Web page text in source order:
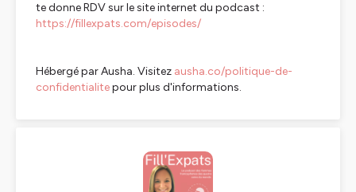
te donne RDV sur le site internet du podcast :
https://fillexpats.com/episodes/
Hébergé par Ausha. Visitez ausha.co/politique-de-
confidentialitepour plus d'informations.